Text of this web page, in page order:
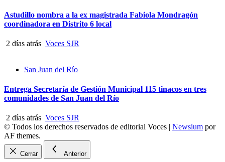
Astudillo nombra a la ex magistrada Fabiola Mondragón
coordinadora en Distrito 6 local
2 días atrás Voces SJR
San Juan del Río
Entrega Secretaría de Gestión Municipal 115 tinacos en tres
comunidades de San Juan del Río
2 días atrás Voces SJR
© Todos los derechos reservados de editorial Voces | Newsium por
AF themes.
Cerrar Anterior